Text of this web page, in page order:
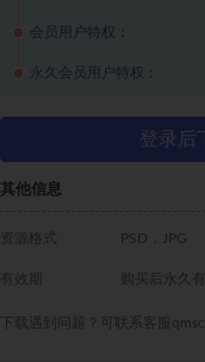
会员用户特权：
永久会员用户特权：
登录后
其他信息
资源格式 PSD，JPG
有效期 购买后永久
下载遇到问题？可联系客服